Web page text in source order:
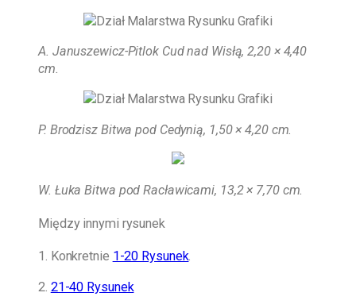
A. Januszewicz-Pitlok Cud nad Wisłą, 2,20 × 4,40
cm.
P. Brodzisz Bitwa pod Cedynią, 1,50 × 4,20 cm.
W. Łuka Bitwa pod Racławicami, 13,2 × 7,70 cm.
Między innymi rysunek
1. Konkretnie 1-20 Rysunek.
2. 21-40 Rysunek